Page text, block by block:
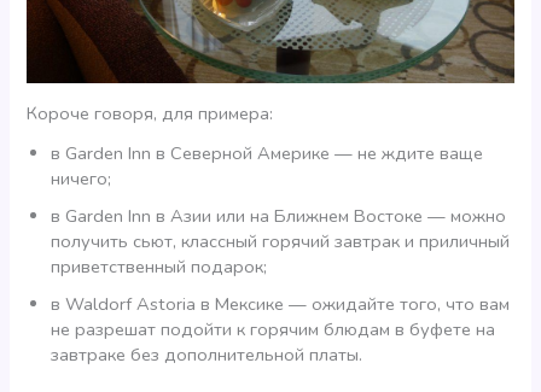
Короче говоря, для примера:
в Garden Inn в Северной Америке — не ждите ваще
ничего;
в Garden Inn в Азии или на Ближнем Востоке — можно
получить сьют, классный горячий завтрак и приличный
приветственный подарок;
в Waldorf Astoria в Мексике — ожидайте того, что вам
не разрешат подойти к горячим блюдам в буфете на
завтраке без дополнительной платы.